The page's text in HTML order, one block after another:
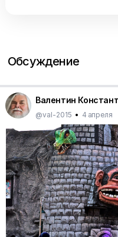
Обсуждение
Валентин
@val-2015 • 4 апреля